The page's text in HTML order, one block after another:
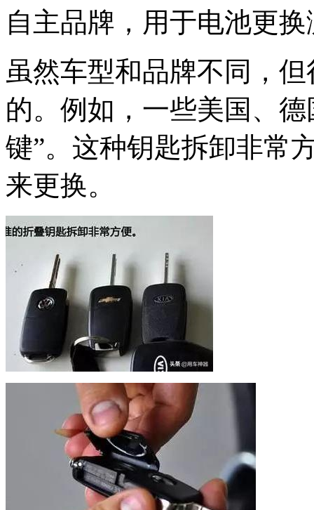
自主品牌，用于电池更
虽然车型和品牌不同，
的。例如，一些美国、
键”。这种钥匙拆卸非常
来更换。